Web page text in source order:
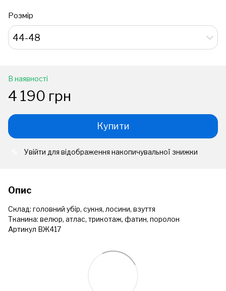
Розмір
44-48
В наявності
4 190 грн
Купити
Увійти для відображення накопичувальної знижки
Опис
Склад: головний убір, сукня, лосини, взуття
Тканина: велюр, атлас, трикотаж, фатин, поролон
Артикул ВЖ417